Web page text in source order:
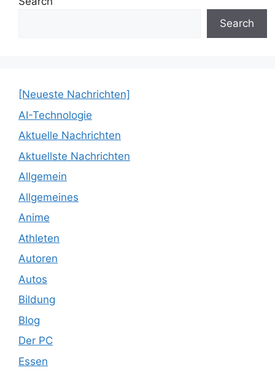
Search
[Neueste Nachrichten]
AI-Technologie
Aktuelle Nachrichten
Aktuellste Nachrichten
Allgemein
Allgemeines
Anime
Athleten
Autoren
Autos
Bildung
Blog
Der PC
Essen